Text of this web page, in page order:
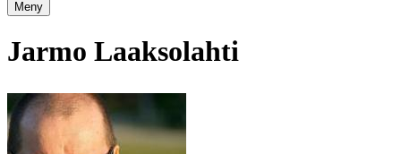
Meny
Jarmo Laaksolahti